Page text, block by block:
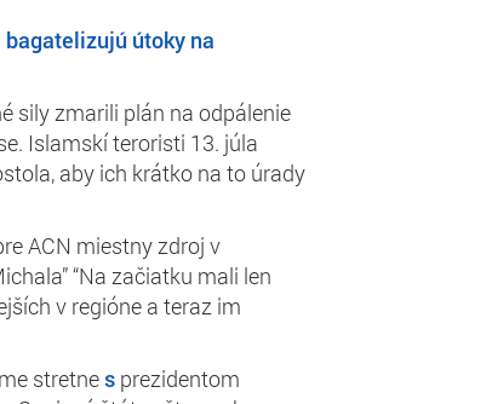
útoky na
sily zmarili plán na odpálenie
Islamskí teroristi 13. júla
aby ich krátko na to úrady
ACN miestny zdroj v
“Na začiatku mali len
v regióne a teraz im
stretnes prezidentom